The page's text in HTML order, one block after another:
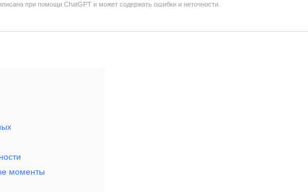
при помощи ChatGPT и может содержать ошибки и неточности.
моменты